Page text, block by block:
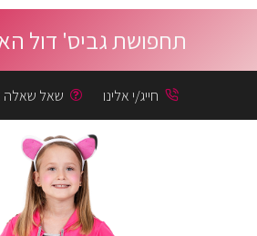
תחפושת גביס' דול
חייג/י אלינו שאל שאלה